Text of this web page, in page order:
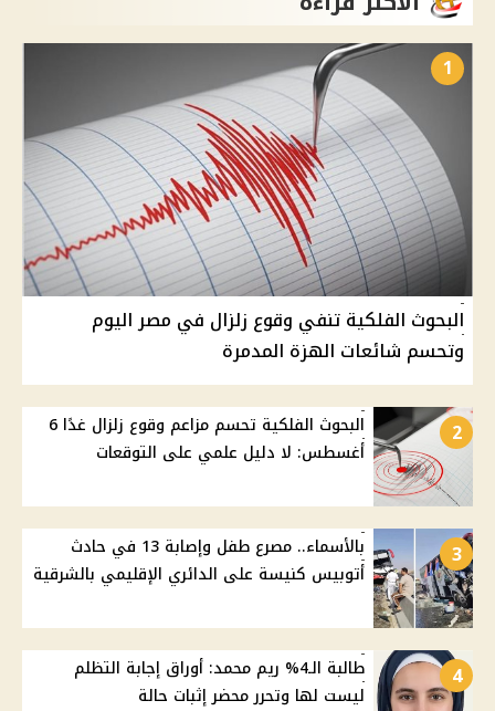
1
البحوث الفلكية تنفي وقوع زلزال في مصر اليوم
وتحسم شائعات الهزة المدمرة
2
البحوث الفلكية تحسم مزاعم وقوع زلزال غدًا 6
أغسطس: لا دليل علمي على التوقعات
3
بالأسماء.. مصرع طفل وإصابة 13 في حادث
أتوبيس كنيسة على الدائري الإقليمي بالشرقية
4
طالبة الـ4% ريم محمد: أوراق إجابة التظلم
ليست لها وتحرر محضر إثبات حالة